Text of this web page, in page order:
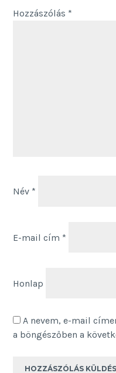
Hozzászólás *
Név *
E-mail cím *
Honlap
A nevem, e-mail
a böngészőben a